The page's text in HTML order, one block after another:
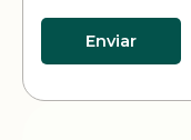
Enviar